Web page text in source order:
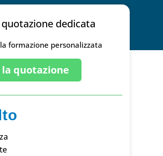
dedicata
formazione personalizzata
quotazione